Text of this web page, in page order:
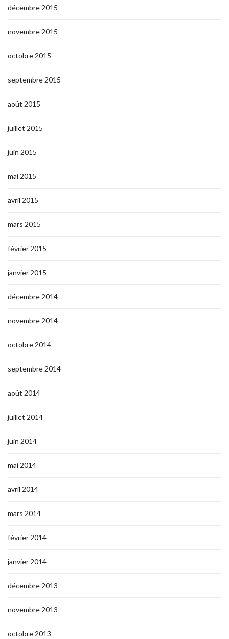
décembre 2015
novembre 2015
octobre 2015
septembre 2015
août 2015
juillet 2015
juin 2015
mai 2015
avril 2015
mars 2015
février 2015
janvier 2015
décembre 2014
novembre 2014
octobre 2014
septembre 2014
août 2014
juillet 2014
juin 2014
mai 2014
avril 2014
mars 2014
février 2014
janvier 2014
décembre 2013
novembre 2013
octobre 2013